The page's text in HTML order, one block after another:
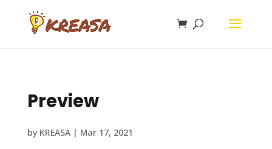
Preview
by KREASA| Mar 17, 2021